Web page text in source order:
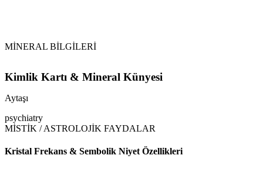
MİNERAL BİLGİLERİ
Kimlik Kartı & Mineral Künyesi
Aytaşı
psychiatry
MİSTİK / ASTROLOJİK FAYDALAR
Kristal Frekans & Sembolik Niyet Özellikleri